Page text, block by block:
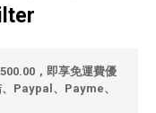
，即享免運費優
Paypal、Payme、